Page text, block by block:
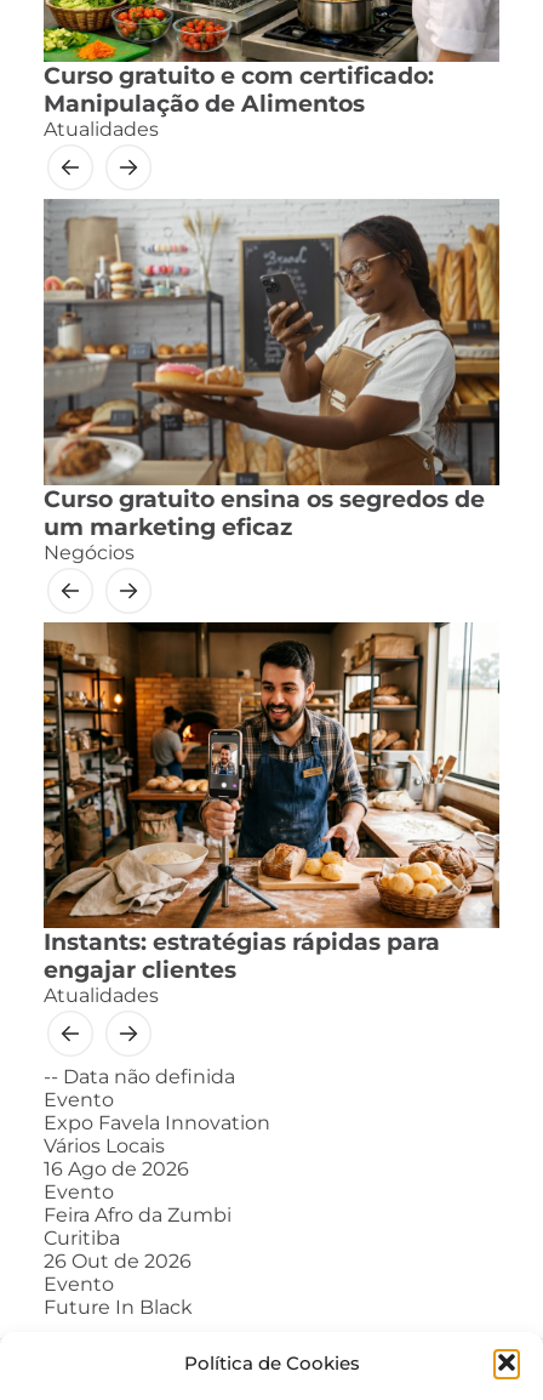
Política de Cookies
Curso gratuito e com certificado:
Manipulação de Alimentos
Atualidades
Curso gratuito ensina os segredos de
um marketing eficaz
Negócios
Instants: estratégias rápidas para
engajar clientes
Atualidades
-- Data não definida
Evento
Expo Favela Innovation
Vários Locais
16 Ago de 2026
Evento
Feira Afro da Zumbi
Curitiba
26 Out de 2026
Evento
Future In Black